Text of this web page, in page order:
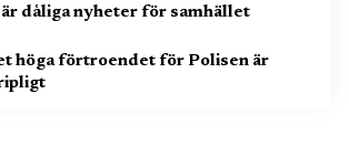
dåliga nyheter för samhället
höga förtroendet för Polisen är